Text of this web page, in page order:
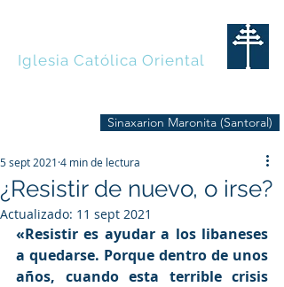
Iglesia Católica Oriental
Sinaxarion Maronita (Santoral)
¿Resistir de nuevo, o irse?
5 sept 2021 4 min de lectura
Actualizado: 11 sept 2021
«Resistir es ayudar a los libaneses
a quedarse. Porque dentro de unos
años, cuando esta terrible crisis